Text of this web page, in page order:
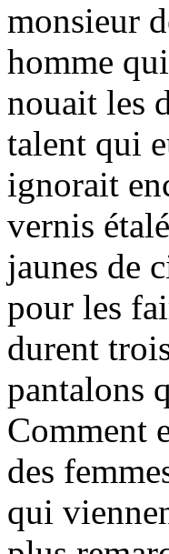
monsieur
homme
nouait les
talent qui
ignorait
vernis
jaunes de
pour les
durent
pantalons
Comment
des
qui